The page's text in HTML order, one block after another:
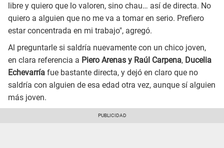
libre y quiero que lo valoren, sino chau… así de directa. No
quiero a alguien que no me va a tomar en serio. Prefiero
estar concentrada en mi trabajo", agregó.
Al preguntarle si saldría nuevamente con un chico joven,
en clara referencia a Piero Arenas y Raúl Carpena, Ducelia
Echevarría fue bastante directa, y dejó en claro que no
saldría con alguien de esa edad otra vez, aunque sí alguien
más joven.